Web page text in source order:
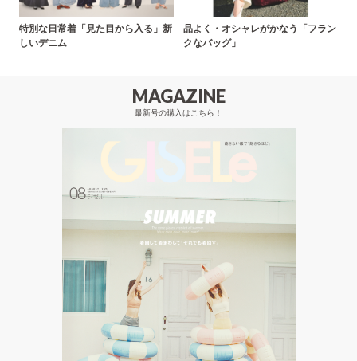
特別な日常着「見た目から入る」新
しいデニム
品よく・オシャレがかなう「フラン
クなバッグ」
MAGAZINE
最新号の購入はこちら！